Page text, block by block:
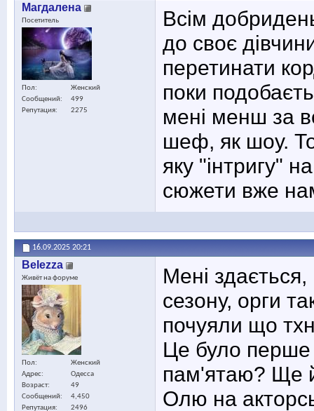
Maгдалена
Посетитель
Пол
Женский
Сообщений
499
Репутация
2275
Всім
до своє
перетинати
поки
мені менш за
шеф, як шоу.
яку "інтригу"
сюжети вже
16.09.2025 20:21
Belezza
Живёт на форуме
Пол
Женский
Адрес
Одесса
Возраст
49
Сообщений
4,450
Репутация
2496
Мені
сезону, орги
почуяли що
Це було перше
пам'ятаю? Ще
Олю на